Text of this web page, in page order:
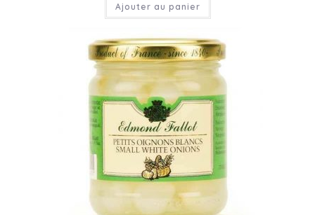
Ajouter au panier